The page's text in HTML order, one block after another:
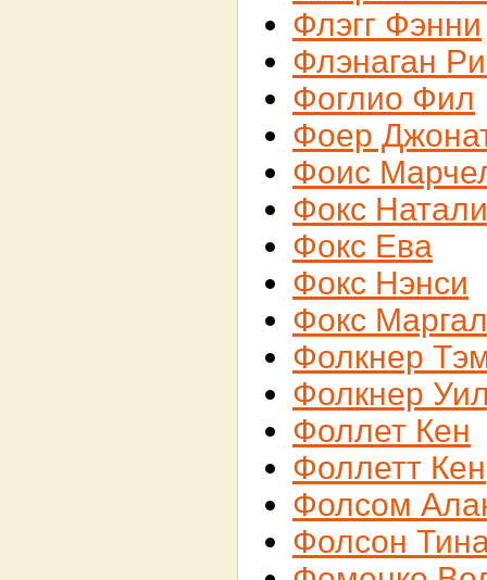
Флэгг Фэнни
Флэнаган
Фоглио Фил
Фоер
Фоис
Фокс Натали
Фокс Ева
Фокс Нэнси
Фокс
Фолкнер
Фолкнер
Фоллет Кен
Фоллетт Кен
Фолсом
Фолсон